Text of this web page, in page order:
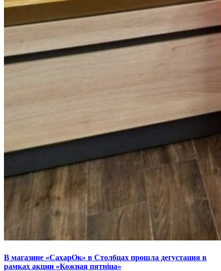
В магазине «СахарОк» в Столбцах прошла дегустация в
рамках акции «Кожная пятніца»